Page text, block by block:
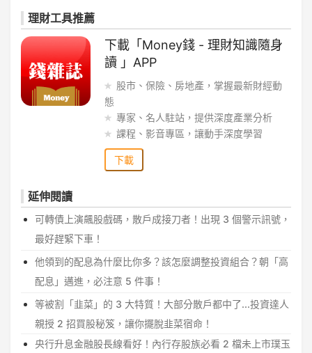
理財工具推薦
下載「Money錢 - 理財知識隨身
讀 」APP
股市、保險、房地產，掌握最新財經動
態
專家、名人駐站，提供深度產業分析
課程、影音專區，讓動手深度學習
下載
延伸閱讀
可轉債上演飆股戲碼，散戶成接刀者！出現 3 個警示訊號，
最好趕緊下車！
他領到的配息為什麼比你多？該怎麼調整投資組合？朝「高
配息」邁進，必注意 5 件事！
等被割「韭菜」的 3 大特質！大部分散戶都中了...投資達人
親授 2 招買股秘笈，讓你擺脫韭菜宿命！
央行升息金融股長線看好！內行存股族必看 2 檔未上市璞玉